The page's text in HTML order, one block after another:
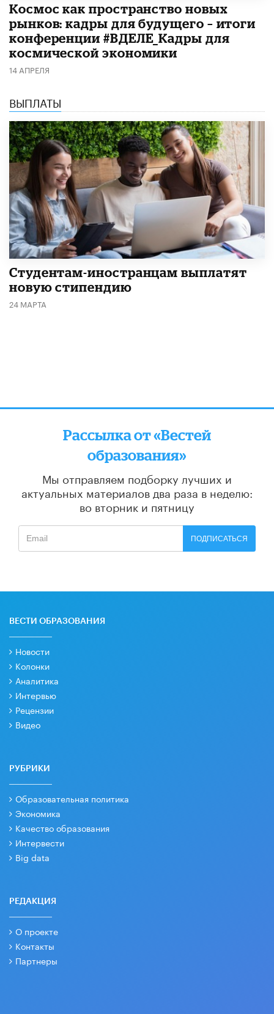
Космос как пространство новых
рынков: кадры для будущего – итоги
конференции #ВДЕЛЕ_Кадры для
космической экономики
14 АПРЕЛЯ
ВЫПЛАТЫ
Студентам-иностранцам выплатят
новую стипендию
24 МАРТА
Рассылка от «Вестей
образования»
Мы отправляем подборку лучших и
актуальных материалов два раза в неделю:
во вторник и пятницу
ПОДПИСАТЬСЯ
ВЕСТИ ОБРАЗОВАНИЯ
Новости
Колонки
Аналитика
Интервью
Рецензии
Видео
РУБРИКИ
Образовательная политика
Экономика
Качество образования
Интервести
Big data
РЕДАКЦИЯ
О проекте
Контакты
Партнеры